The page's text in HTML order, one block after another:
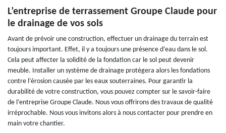
L’entreprise de terrassement Groupe Claude pour
le drainage de vos sols
Avant de prévoir une construction, effectuer un drainage du terrain est
toujours important. Effet, il y a toujours une présence d’eau dans le sol.
Cela peut affecter la solidité de la fondation car le sol peut devenir
meuble. Installer un système de drainage protègera alors les fondations
contre l’érosion causée par les eaux souterraines. Pour garantir la
durabilité de votre construction, vous pouvez compter sur le savoir-faire
de l’entreprise Groupe Claude. Nous vous offrirons des travaux de qualité
irréprochable. Nous vous invitons alors à nous contacter pour prendre en
main votre chantier.